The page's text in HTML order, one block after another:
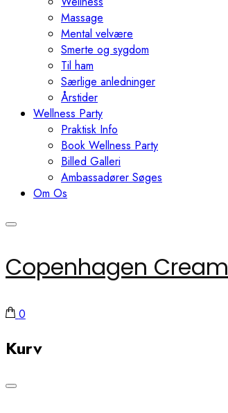
Massage
Mental velvære
Smerte og sygdom
Til ham
Særlige anledninger
Årstider
Wellness Party
Praktisk Info
Book Wellness Party
Billed Galleri
Ambassadører Søges
Om Os
Copenhagen Cream
0
Kurv